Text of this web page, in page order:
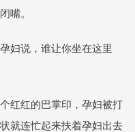
嘴。
妇说，谁让你坐在这里
红红的巴掌印，孕妇被打
就连忙起来扶着孕妇出去